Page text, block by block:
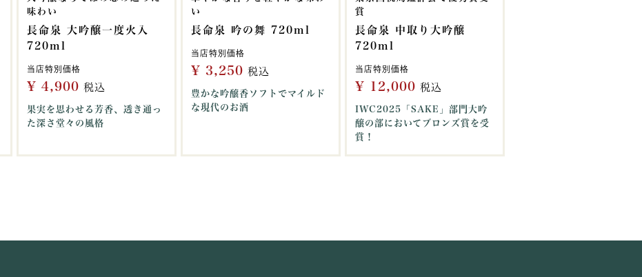
味わい
長命泉 大吟醸一度火入
720ml
当店特別価格
¥ 4,900 税込
果実を思わせる芳香、透き通っ
た深さ堂々の風格
い
長命泉 吟の舞 720ml
当店特別価格
¥ 3,250 税込
豊かな吟醸香ソフトでマイルド
な現代のお酒
賞
長命泉 中取り大吟醸
720ml
当店特別価格
¥ 12,000 税込
IWC2025「SAKE」部門大吟
醸の部においてブロンズ賞を受
賞！